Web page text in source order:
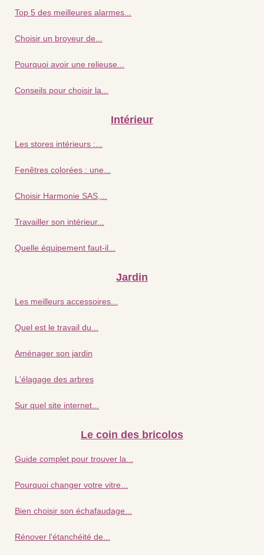
Top 5 des meilleures alarmes...
Choisir un broyeur de...
Pourquoi avoir une relieuse...
Conseils pour choisir la...
Intérieur
Les stores intérieurs :...
Fenêtres colorées : une...
Choisir Harmonie SAS,...
Travailler son intérieur...
Quelle équipement faut-il...
Jardin
Les meilleurs accessoires...
Quel est le travail du...
Aménager son jardin
L'élagage des arbres
Sur quel site internet...
Le coin des bricolos
Guide complet pour trouver la...
Pourquoi changer votre vitre...
Bien choisir son échafaudage...
Rénover l'étanchéité de...